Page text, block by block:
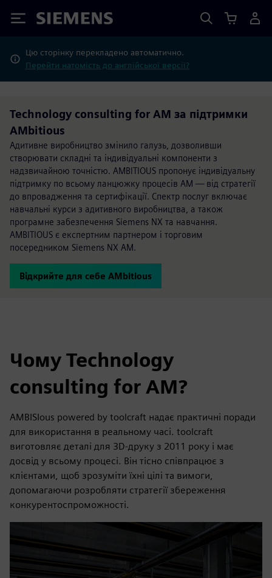
Siemens
Цю сторінку перекладено автоматично.
Перейти натомість до англійської версії?
Technology consulting for AM за підтримки
AMbitious
Адитивне виробництво змінило галузь, дозволивши
створювати складні та індивідуальні компоненти з
надзвичайною точністю. AMBITIOUS пропонує індивідуальну
підтримку по всьому ланцюжку процесів AM — від стратегії
до впровадження та сертифікації. Спектр послуг включає
навчальні курси з адитивного виробництва, а також
програмне забезпечення Siemens NX та навчання.
AMBITIOUS є експертним партнером і торговим
посередником Siemens NX AM.
Відкрийте для себе AMbitious
Чому Technology
consulting for AM?
AMBISIous powered by toolcraft надає практичні поради
для використання в реальному часі. toolcraft
виготовляє деталі для 3D-друку з 2011 року і має
досвід у всьому процесі. Він тісно співпрацює з
клієнтами, щоб зрозуміти їхні цілі та вимоги,
допомагаючи розробляти стратегії збереження
конкурентоспроможності.